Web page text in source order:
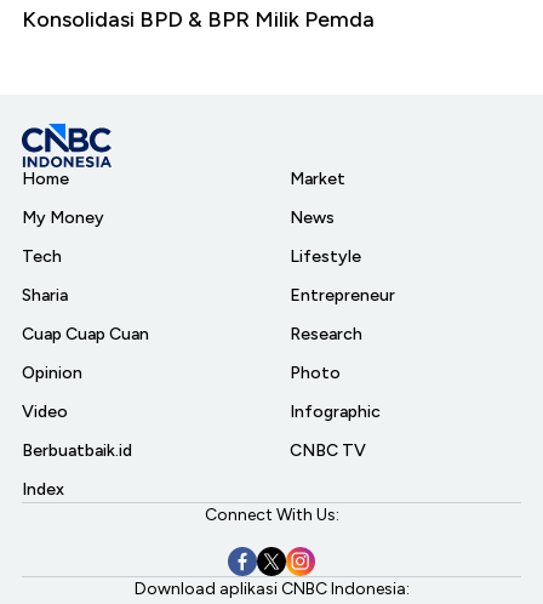
Konsolidasi BPD & BPR Milik Pemda
Home
My Money
Tech
Sharia
Cuap Cuap Cuan
Opinion
Video
Berbuatbaik.id
Index
Market
News
Lifestyle
Entrepreneur
Research
Photo
Infographic
CNBC TV
Connect With Us:
Download aplikasi CNBC Indonesia: